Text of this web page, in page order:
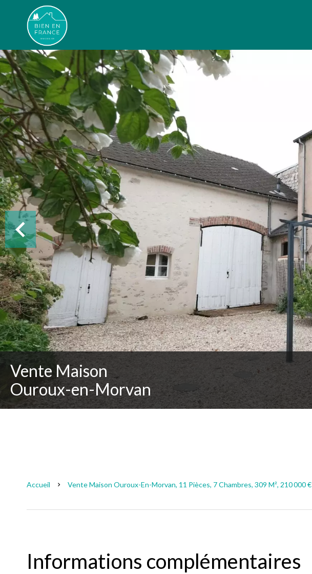
Vente Maison
Ouroux-en-Morvan
Accueil Vente Maison Ouroux-En-Morvan, 11 Pièces, 7 Chambres, 309 M², 210 000 €
Informations complémentaires